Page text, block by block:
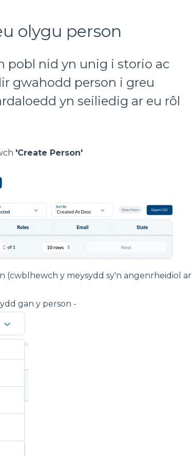
olygu person
pobl nid yn unig i storio ac
gwahodd person i greu
yn seiliedig ar eu rôl
'Create Person'
(cwblhewch y meysydd sy'n angenrheidiol ar
gan y person -